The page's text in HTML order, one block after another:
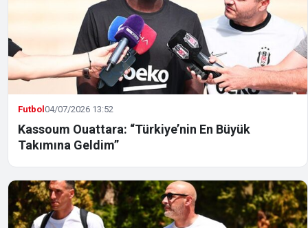
Futbol04/07/2026 13:52
Kassoum Ouattara: “Türkiye’nin En Büyük
Takımına Geldim”